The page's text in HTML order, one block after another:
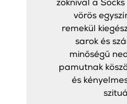
zoknival a
vörös
remekül
sarok és
minőségű
pamutnak
és